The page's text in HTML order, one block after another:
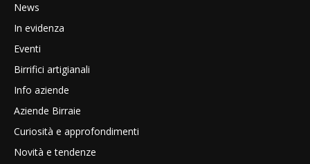
News
In evidenza
Eventi
Birrifici artigianali
Info aziende
Aziende Birraie
Curiosità e approfondimenti
Novità e tendenze